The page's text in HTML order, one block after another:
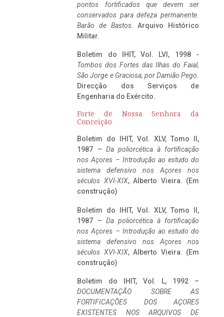
pontos fortificados que devem ser
conservados para defeza permanente.
Barão de Bastos. Arquivo Histórico
Militar.
Boletim do IHIT, Vol. LVI, 1998 -
Tombos dos Fortes das Ilhas do Faial,
São Jorge e Graciosa, por Damião Pego.
Direcção dos Serviços de
Engenharia do Exército.
Forte de Nossa Senhora da
Conceição
Boletim do IHIT, Vol. XLV, Tomo II,
1987 – Da poliorcética à fortificação
nos Açores – Introdução ao estudo do
sistema defensivo nos Açores nos
séculos XVI-XIX, Alberto Vieira. (Em
construção)
Boletim do IHIT, Vol. XLV, Tomo II,
1987 – Da poliorcética à fortificação
nos Açores – Introdução ao estudo do
sistema defensivo nos Açores nos
séculos XVI-XIX, Alberto Vieira. (Em
construção)
Boletim do IHIT, Vol. L, 1992 –
DOCUMENTAÇÃO SOBRE AS
FORTIFICAÇÕES DOS AÇORES
EXISTENTES NOS ARQUIVOS DE